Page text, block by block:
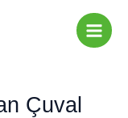
Main
Çuval